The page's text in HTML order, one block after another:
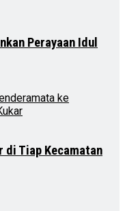
Perayaan Idul
di Tiap Kecamatan